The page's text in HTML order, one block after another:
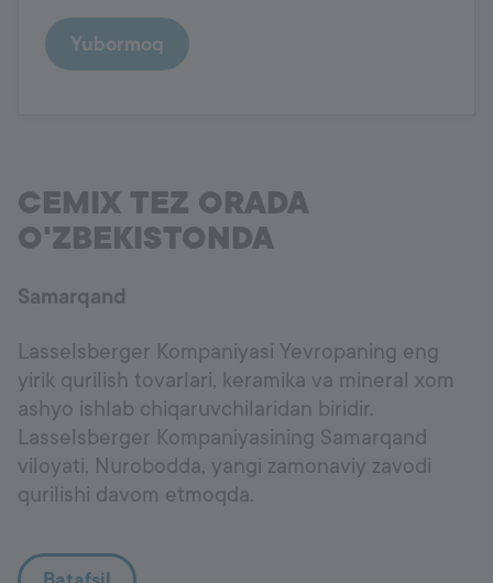
Yubormoq
CEMIX TEZ ORADA
O'ZBEKISTONDA
Samarqand
Lasselsberger Kompaniyasi Yevropaning eng
yirik qurilish tovarlari, keramika va mineral xom
ashyo ishlab chiqaruvchilaridan biridir.
Lasselsberger Kompaniyasining Samarqand
viloyati, Nurobodda, yangi zamonaviy zavodi
qurilishi davom etmoqda.